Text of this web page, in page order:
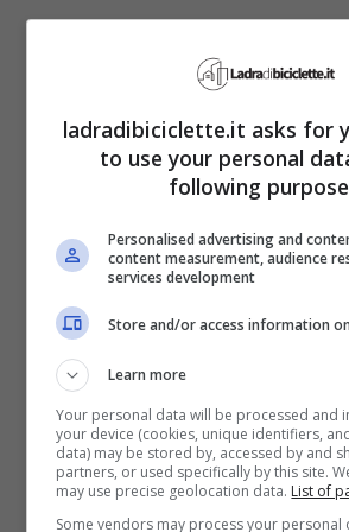
tratterebbe di un’attrice
amata che ha preso parte a
importanti.
Biagio D’Anelli non ha fatto il
questa attrice ma ha
suo nome inizia con la N e
preso parte a diversi
Tvgossipnews.it, sulla base
ha provato a ipotizzare chi
questa attrice,giungendo
conclusione che potrebbe
ladradibiciclette.it asks for
to use your personal
following
Personalised advertising and
content measurement, audience
services development
Store and/or access information
Learn more
Your personal data will be processed and
your device (cookies, unique identifiers,
data) may be stored by, accessed by and
partners, or used specifically by this site.
may use precise geolocation data. List of
Some vendors may process your personal